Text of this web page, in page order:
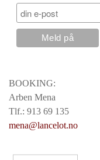
BOOKING:
Arben Mena
Tlf.: 913 69 135
mena@lancelot.no